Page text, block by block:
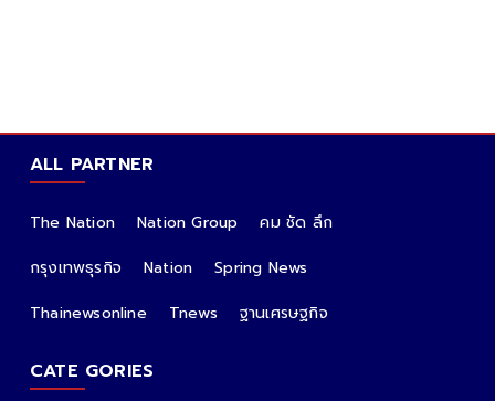
ALL PARTNER
The Nation Nation Group
คม ชัด ลึก
กรุงเทพธุรกิจ
Nation
Spring News
Thainewsonline
Tnews ฐานเศรษฐกิจ
CATE GORIES